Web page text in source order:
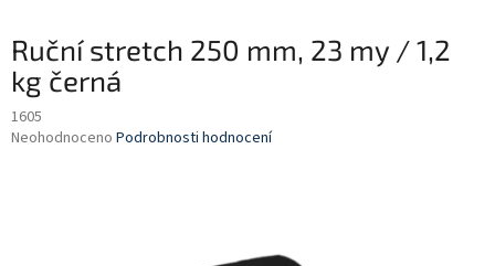
Ruční stretch 250 mm, 23 my / 1,2
kg černá
1605
Průměrné
Neohodnoceno Podrobnosti hodnocení